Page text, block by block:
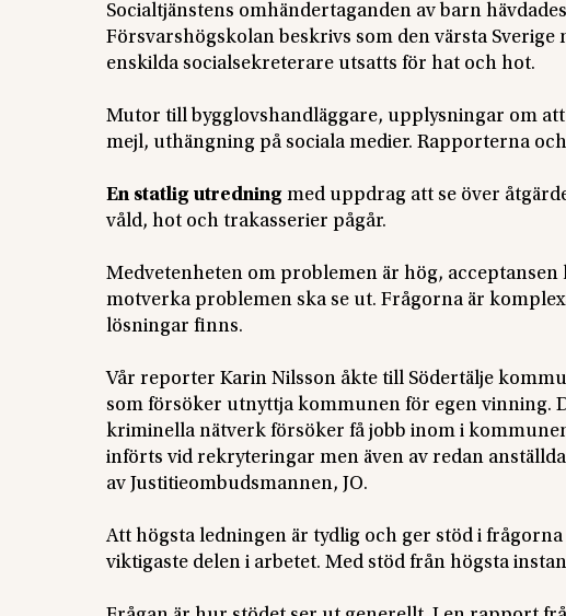
Socialtjänstens omhändertaganden av barn
Försvarshögskolan beskrivs som den värsta
enskilda socialsekreterare utsatts för hat och hot.
Mutor till bygglovshandläggare, upplysningar om
mejl, uthängning på sociala medier. Rapporterna
En statlig utredning med uppdrag att se över
våld, hot och trakasserier pågår.
Medvetenheten om problemen är hög,
motverka problemen ska se ut. Frågorna är
lösningar finns.
Vår reporter Karin Nilsson åkte till Södertälje
som försöker utnyttja kommunen för egen vinning.
kriminella nätverk försöker få jobb inom i
införts vid rekryteringar men även av redan
av Justitieombudsmannen, JO.
Att högsta ledningen är tydlig och ger stöd i
viktigaste delen i arbetet. Med stöd från högsta